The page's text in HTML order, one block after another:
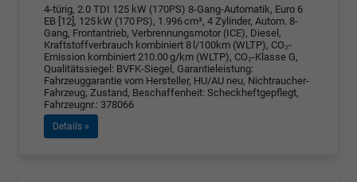
4-türig, 2.0 TDI 125 kW (170PS) 8-Gang-Automatik, Euro 6
EB [12], 125 kW (170 PS), 1.996 cm³, 4 Zylinder, Autom. 8-
Gang, Frontantrieb, Verbrennungsmotor (ICE), Diesel,
Kraftstoffverbrauch kombiniert 8 l/100km (WLTP), CO₂-
Emission kombiniert 210.00 g/km (WLTP), CO₂-Klasse G,
Qualitätssiegel: BVFK-Siegel, Garantieleistung:
Fahrzeuggarantie vom Hersteller, HU/AU neu, Nichtraucher-
Fahrzeug, Zustand, Beschaffenheit: Scheckheftgepflegt,
Fahrzeugnr.: 378066
Details »